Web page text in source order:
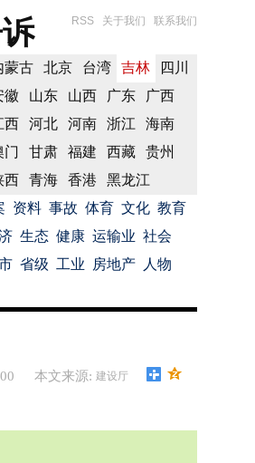
RSS 关于我们 联系我们
蒙古 北京 台湾 吉林
四川
徽 山东 山西 广东
广西
西 河北 河南 浙江
海南
门 甘肃 福建 西藏
贵州
西 青海 香港
黑龙江
资料 事故 体育 文化 教育
生态 健康 运输业 社会
省级 工业 房地产
人物
本文来源: 建设厅